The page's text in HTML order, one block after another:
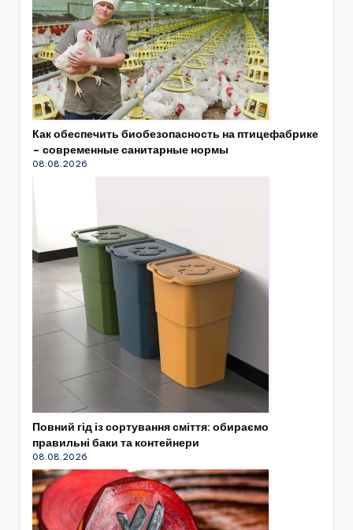
Как обеспечить биобезопасность на птицефабрике
– современные санитарные нормы
08.08.2026
Повний гід із сортування сміття: обираємо
правильні баки та контейнери
08.08.2026